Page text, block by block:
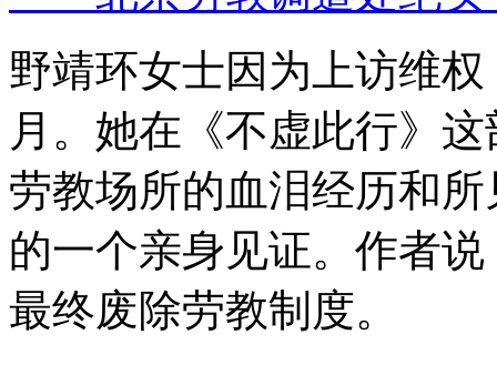
野靖环女士因为上访维
月。她在《不虚此行》
劳教场所的血泪经历和
的一个亲身见证。作者
最终废除劳教制度。